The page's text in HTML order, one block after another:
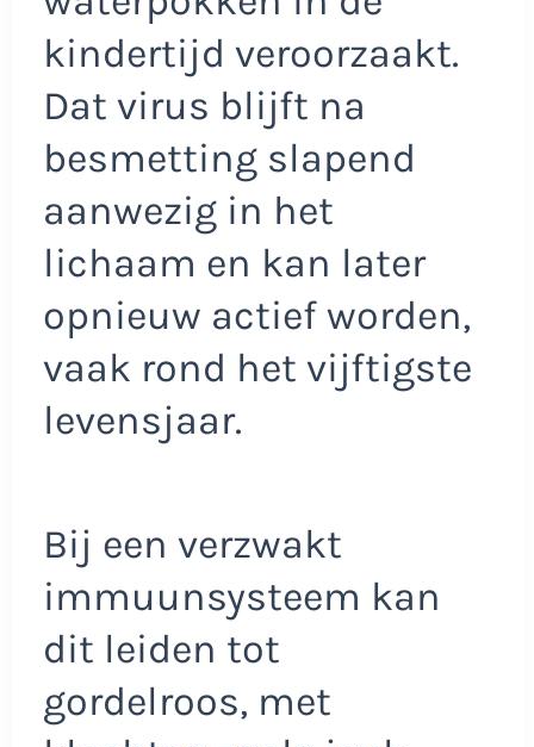
kindertijd veroorzaakt.
Dat virus blijft na
besmetting slapend
aanwezig in het
lichaam en kan later
opnieuw actief worden,
vaak rond het vijftigste
levensjaar.
Bij een verzwakt
immuunsysteem kan
dit leiden tot
gordelroos, met